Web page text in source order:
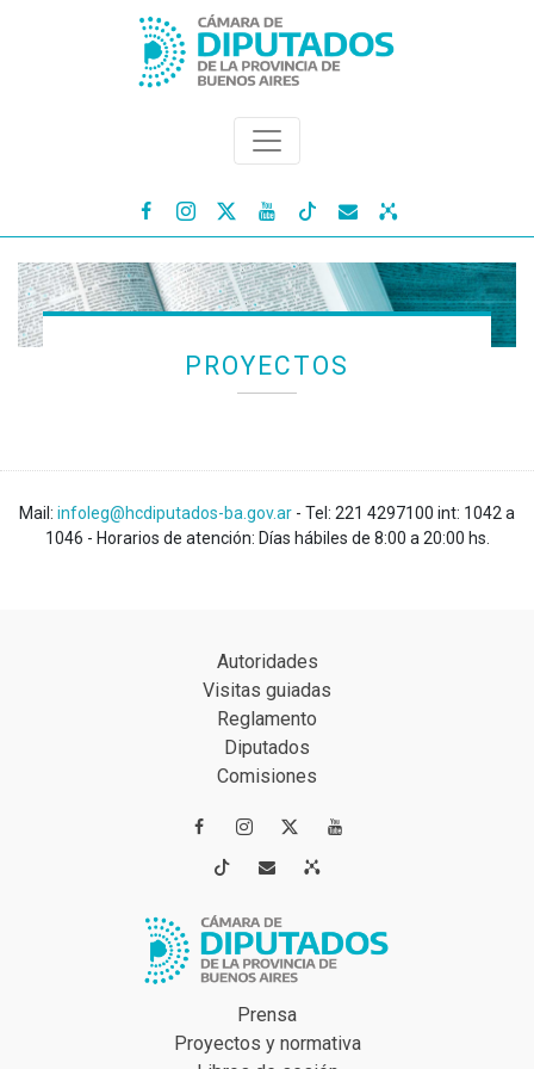
   
PROYECTOS
Mail: infoleg@hcdiputados-ba.gov.ar - Tel: 221 4297100 int: 1042 a
1046 - Horarios de atención: Días hábiles de 8:00 a 20:00 hs.
Autoridades
Visitas guiadas
Reglamento
Diputados
Comisiones
 
 
Prensa
Proyectos y normativa